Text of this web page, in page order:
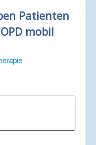
Patienten
mobil